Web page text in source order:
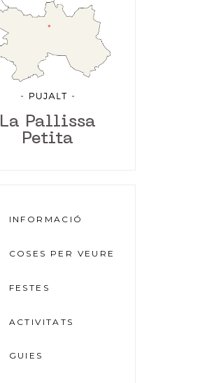
La Pallissa
Petita
INFORMACIÓ
COSES PER VEURE
FESTES
ACTIVITATS
GUIES